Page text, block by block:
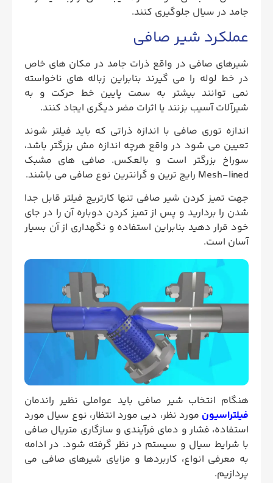
جامد در سیال جلوگیری کنند.
عملکرد شیر صافی
شیرهای صافی در واقع ذرات جامد در مکان ‌های خاص
در خط لوله را می گیرند بنابراین زباله‌ های ناخواسته
نمی ‌توانند بیشتر به سمت پایین خط حرکت و به
شیرآلات آسیب بزنند یا اثرات مضر دیگری ایجاد کنند.
اندازه توری صافی با اندازه ذراتی که باید فیلتر شوند
تعیین می شود در واقع هرچه اندازه مش بزرگتر باشد،
سوراخ بزرگتر است و بالعکس. صافی های مشبک
Mesh-lined رایج ترین و گرانترین نوع صافی می باشند.
جهت تمیز کردن شیر صافی تنها کارتریج فیلتر قابل جدا
شدن را بردارید و پس از تمیز کردن دوباره آن را در جای
خود قرار دهید بنابراین استفاده و نگهداری از آن بسیار
آسان است.
هنگام انتخاب شیر صافی باید عواملی نظیر راندمان
فیلتراسیون مورد نظر، دبی مورد انتظار، نوع سیال مورد
استفاده، فشار و دمای فرآیندی و سازگاری متریال صافی
با شرایط سیال و سیستم در نظر گرفته شود. در ادامه
به معرفی انواع، کاربردها و مزایای شیرهای صافی می
پردازیم.